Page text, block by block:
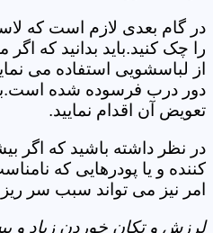
در گام بعدی لازم است که
را چک کنید.باید بدانید که
از لباسشویی استفاده می
دور درب فرسوده شده
تعویض آن اقدام نمایید.
در نظر داشته باشید که اگر
کننده و یا پودرهایی که
امر نیز می تواند سبب سر
لرزش و تکان خوردن زیاد و